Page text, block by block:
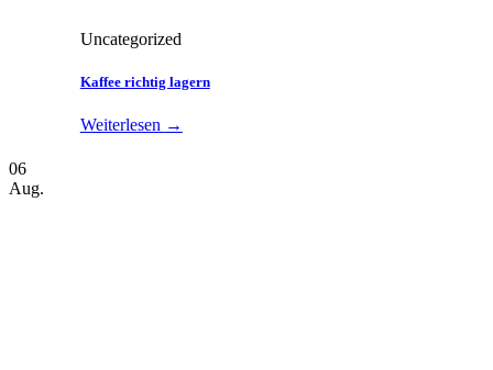
Uncategorized
Kaffee richtig lagern
Weiterlesen →
06
Aug.